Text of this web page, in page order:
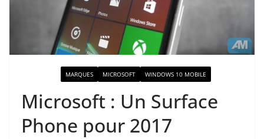
MARQUES MICROSOFT WINDOWS 10 MOBILE
Microsoft : Un Surface
Phone pour 2017